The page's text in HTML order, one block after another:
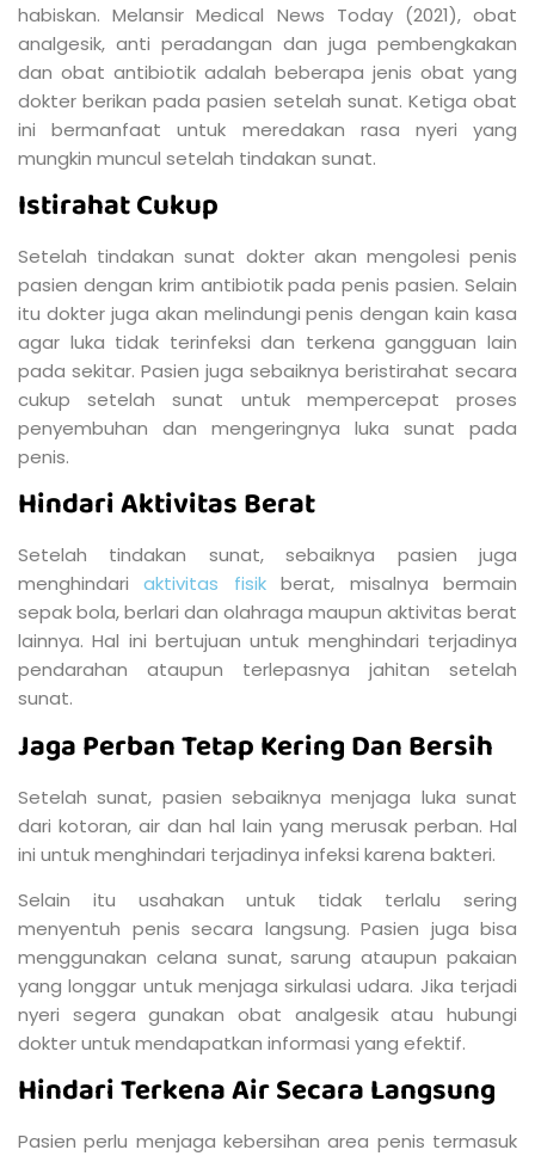
habiskan. Melansir Medical News Today (2021), obat
analgesik, anti peradangan dan juga pembengkakan
dan obat antibiotik adalah beberapa jenis obat yang
dokter berikan pada pasien setelah sunat. Ketiga obat
ini bermanfaat untuk meredakan rasa nyeri yang
mungkin muncul setelah tindakan sunat.
Istirahat Cukup
Setelah tindakan sunat dokter akan mengolesi penis
pasien dengan krim antibiotik pada penis pasien. Selain
itu dokter juga akan melindungi penis dengan kain kasa
agar luka tidak terinfeksi dan terkena gangguan lain
pada sekitar. Pasien juga sebaiknya beristirahat secara
cukup setelah sunat untuk mempercepat proses
penyembuhan dan mengeringnya luka sunat pada
penis.
Hindari Aktivitas Berat
Setelah tindakan sunat, sebaiknya pasien juga
menghindariaktivitas fisikberat, misalnya bermain
sepak bola, berlari dan olahraga maupun aktivitas berat
lainnya. Hal ini bertujuan untuk menghindari terjadinya
pendarahan ataupun terlepasnya jahitan setelah
sunat.
Jaga Perban Tetap Kering Dan Bersih
Setelah sunat, pasien sebaiknya menjaga luka sunat
dari kotoran, air dan hal lain yang merusak perban. Hal
ini untuk menghindari terjadinya infeksi karena bakteri.
Selain itu usahakan untuk tidak terlalu sering
menyentuh penis secara langsung. Pasien juga bisa
menggunakan celana sunat, sarung ataupun pakaian
yang longgar untuk menjaga sirkulasi udara. Jika terjadi
nyeri segera gunakan obat analgesik atau hubungi
dokter untuk mendapatkan informasi yang efektif.
Hindari Terkena Air Secara Langsung
Pasien perlu menjaga kebersihan area penis termasuk